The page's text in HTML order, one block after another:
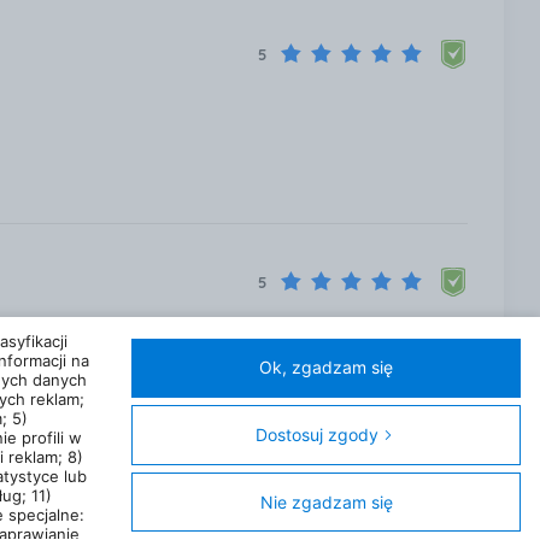
5
5
Ashwagandhą I Walerianą 30 szt. na Ceneo
Kontakt
na
danych
reklam;
5)
profili w
reklam; 8)
lub
11)
specjalne:
Ok, zgadzam się
Dostosuj zgody
Nie zgadzam się